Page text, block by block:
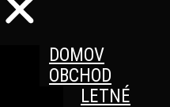
DOMOV
OBCHOD
LETNÉ